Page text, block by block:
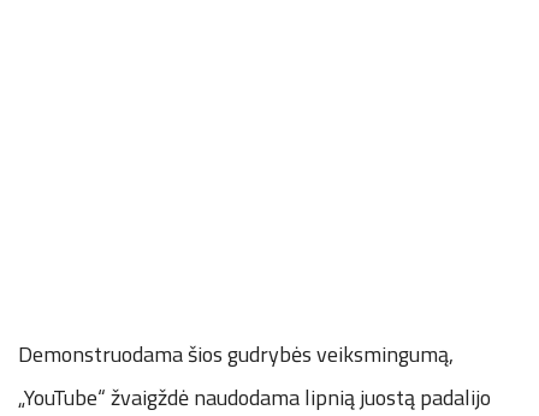
Demonstruodama šios gudrybės veiksmingumą,
„YouTube“ žvaigždė naudodama lipnią juostą padalijo